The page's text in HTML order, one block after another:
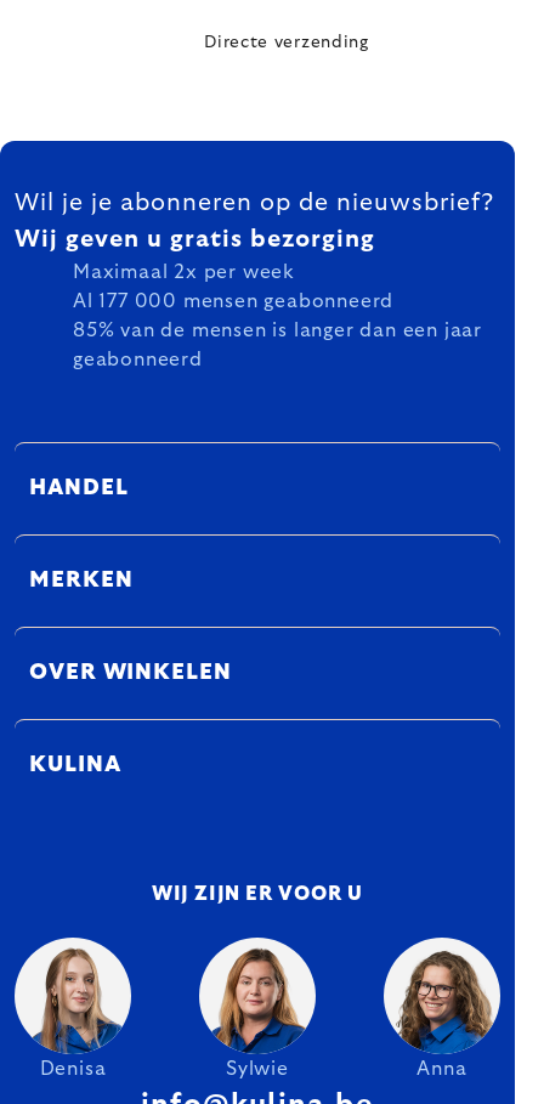
Directe verzending
FOOTER
Wil je je abonneren op de nieuwsbrief?
Wij geven u gratis bezorging
Maximaal 2x per week
Al 177 000 mensen geabonneerd
85% van de mensen is langer dan een jaar
geabonneerd
HANDEL
MERKEN
OVER WINKELEN
KULINA
WIJ ZIJN ER VOOR U
Denisa Sylwie Anna